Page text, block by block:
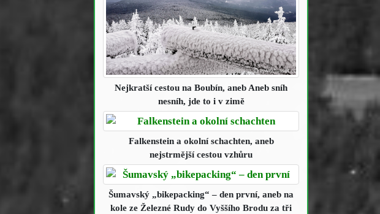
Nejkratší cestou na Boubín, aneb Aneb sníh
nesníh, jde to i v zimě
Falkenstein a okolní schachten, aneb
nejstrmější cestou vzhůru
Šumavský „bikepacking“ – den první, aneb na
kole ze Železné Rudy do Vyššího Brodu za tři